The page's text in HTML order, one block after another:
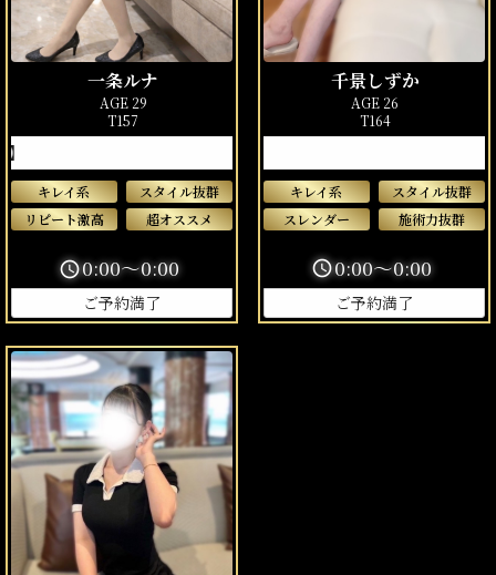
一条ルナ
AGE 29
T157
キレイ系
スタイル抜群
リピート激高
超オススメ
schedule0:00～0:00
ご予約満了
千景しずか
AGE 26
T164
帰国子女】
キレイ系
スタイル抜群
スレンダー
施術力抜群
schedule0:00～0:00
ご予約満了